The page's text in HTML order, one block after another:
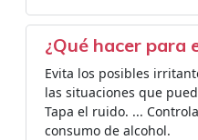
¿Qué hacer para
Evita los posibles
las situaciones que
Tapa el ruido. ...
consumo de alcohol.